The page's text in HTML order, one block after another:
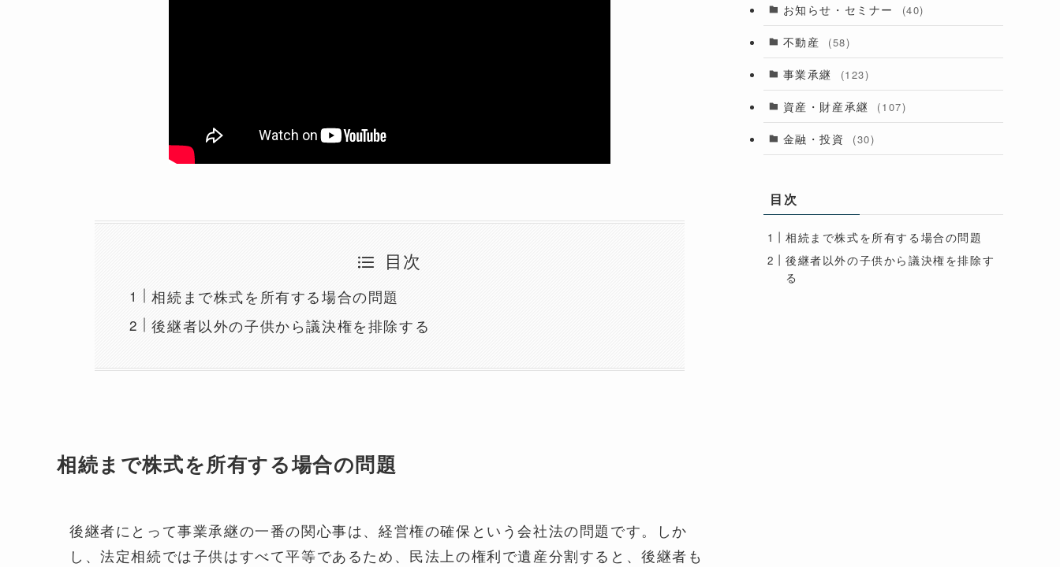
目次
相続まで株式を所有する場合の問題
後継者以外の子供から議決権を排除する
相続まで株式を所有する場合の問題
後継者にとって事業承継の一番の関心事は、経営権の確保という会社法の問題です。しか
し、法定相続では子供はすべて平等であるため、民法上の権利で遺産分割すると、後継者も
お知らせ・セミナー (40)
不動産 (58)
事業承継 (123)
資産・財産承継 (107)
金融・投資 (30)
目次
相続まで株式を所有する場合の問題
後継者以外の子供から議決権を排除す
る